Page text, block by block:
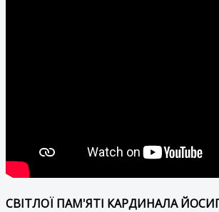
СВІТЛОЇ ПАМ'ЯТІ КАРДИНАЛА